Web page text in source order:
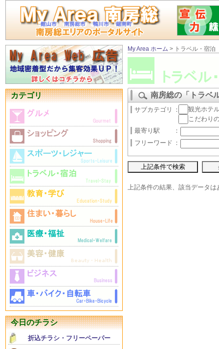
カテゴリ
今日のチラシ
折込チラシ・フリーペーパー
My Area ホーム > トラベル・宿泊
南房総の「トラベ
サブカテゴリ ：
観光ホテ
こだわり
最寄り駅
：
フリーワード ：
上記条件の結果、該当データは